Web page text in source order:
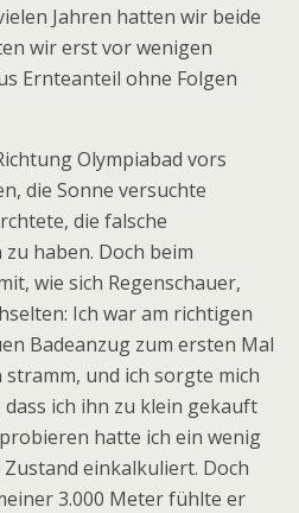
Jahren hatten wir beide
wir erst vor wenigen
Ernteanteil ohne Folgen
Olympiabad vors
die Sonne versuchte
die falsche
haben. Doch beim
wie sich Regenschauer,
Ich war am richtigen
Badeanzug zum ersten Mal
und ich sorgte mich
ich ihn zu klein gekauft
hatte ich ein wenig
einkalkuliert. Doch
3.000 Meter fühlte er